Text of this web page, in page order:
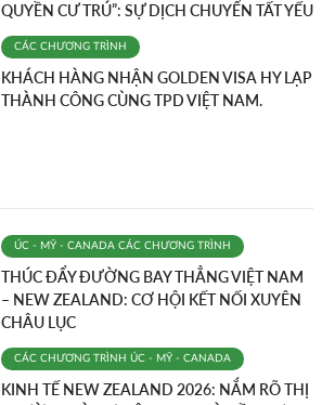
QUYỀN CƯ TRÚ”: SỰ DỊCH CHUYỂN TẤT YẾU
CÁC CHƯƠNG TRÌNH
KHÁCH HÀNG NHẬN GOLDEN VISA HY LẠP
THÀNH CÔNG CÙNG TPD VIỆT NAM.
ÚC - MỸ - CANADA CÁC CHƯƠNG TRÌNH
THÚC ĐẨY ĐƯỜNG BAY THẲNG VIỆT NAM
– NEW ZEALAND: CƠ HỘI KẾT NỐI XUYÊN
CHÂU LỤC
CÁC CHƯƠNG TRÌNH ÚC - MỸ - CANADA
KINH TẾ NEW ZEALAND 2026: NẮM RÕ THỊ